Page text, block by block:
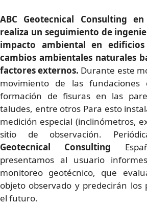
ABC Geotecnical Consulting en
realiza un seguimiento de
impacto ambiental en
cambios ambientales naturales
factores externos. Durante este
movimiento de las
formación de fisuras en las
taludes, entre otros Para esto
medición especial (inclinómetros,
sitio de observación.
Geotecnical Consulting
presentamos al usuario
monitoreo geotécnico, que
objeto observado y predecirán los
el futuro.